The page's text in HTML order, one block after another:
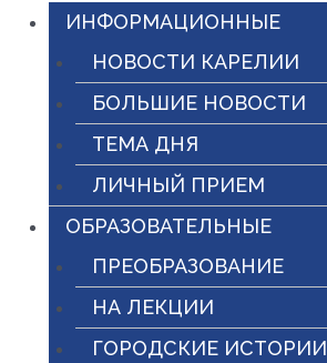
ИНФОРМАЦИОННЫЕ
НОВОСТИ КАРЕЛИИ
БОЛЬШИЕ НОВОСТИ
ТЕМА ДНЯ
ЛИЧНЫЙ ПРИЕМ
ОБРАЗОВАТЕЛЬНЫЕ
ПРЕОБРАЗОВАНИЕ
НА ЛЕКЦИИ
ГОРОДСКИЕ ИСТОРИИ